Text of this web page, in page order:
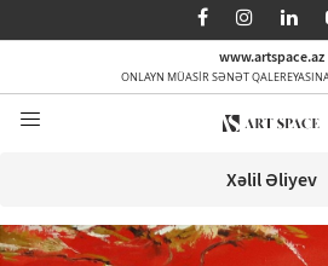
www.artspace.az
ONLAYN MÜASİR SƏNƏT
AZ EN RU
Kateqoriyalar
Xəlil Əliyev